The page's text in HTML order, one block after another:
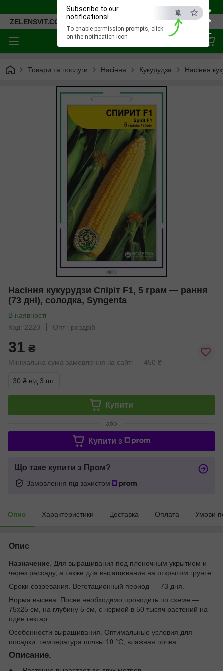
×
ESC
Subscribe to our
notifications!
To enable permission prompts, click
on the notification icon
Відправка 2-4 дні.
ZELENSVIT.COM
Товари та послуги Насіння Кукурудза Насіння
Насіння кукурудзи Спіріт F1, 5 грам — рання
(73 дні), солодка, Syngenta
В наявності
Код: 2220
Опт і роздріб
31 ₴
Мінімальна сума замовлення на сайті — 450 ₴
30 ₴ від 3 шт.
Купити
або
Купити з
Що таке купити з Пром?
Замовлення під захистом
Опис Характеристики Доставка Оплата Умови
Опис
Назначение . Для выращивания под пленочным укрытием и
через рассаду, а также для выращивания на открытом грунте.
Сроки созревания. Вегетационный период — 73 дня.
Норма высева. Посев необходимо проводить по схеме —
75х25 см, на глубину 5 см, с нормой в 50 тысяч растений на
один гектар.
Особенности выращивания. Оптимальные условия для
посадки: температура почвы 10 °С, влажная почва.
Описание.